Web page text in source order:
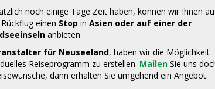
noch einige Tage Zeit haben, können wir Ihnen
einen StopinAsien oder auf einer der
anbieten.
für Neuseeland, haben wir die Möglichkeit
Reiseprogramm zu erstellen. Mailen Sie uns
dann erhalten Sie umgehend ein Angebot.